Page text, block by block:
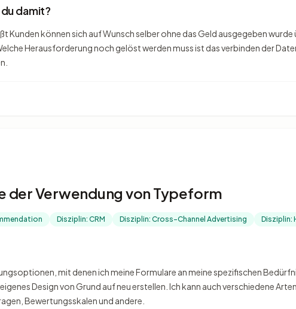
damit?
Kunden können sich auf Wunsch selber ohne das Geld ausgegeben
Herausforderung noch gelöst werden muss ist das verbinden der
der Verwendung von Typeform
Disziplin: CRM Disziplin: Cross-Channel Advertising Disziplin:
mit denen ich meine Formulare an meine spezifischen
Design von Grund auf neu erstellen. Ich kann auch verschiedene
Bewertungsskalen und andere.